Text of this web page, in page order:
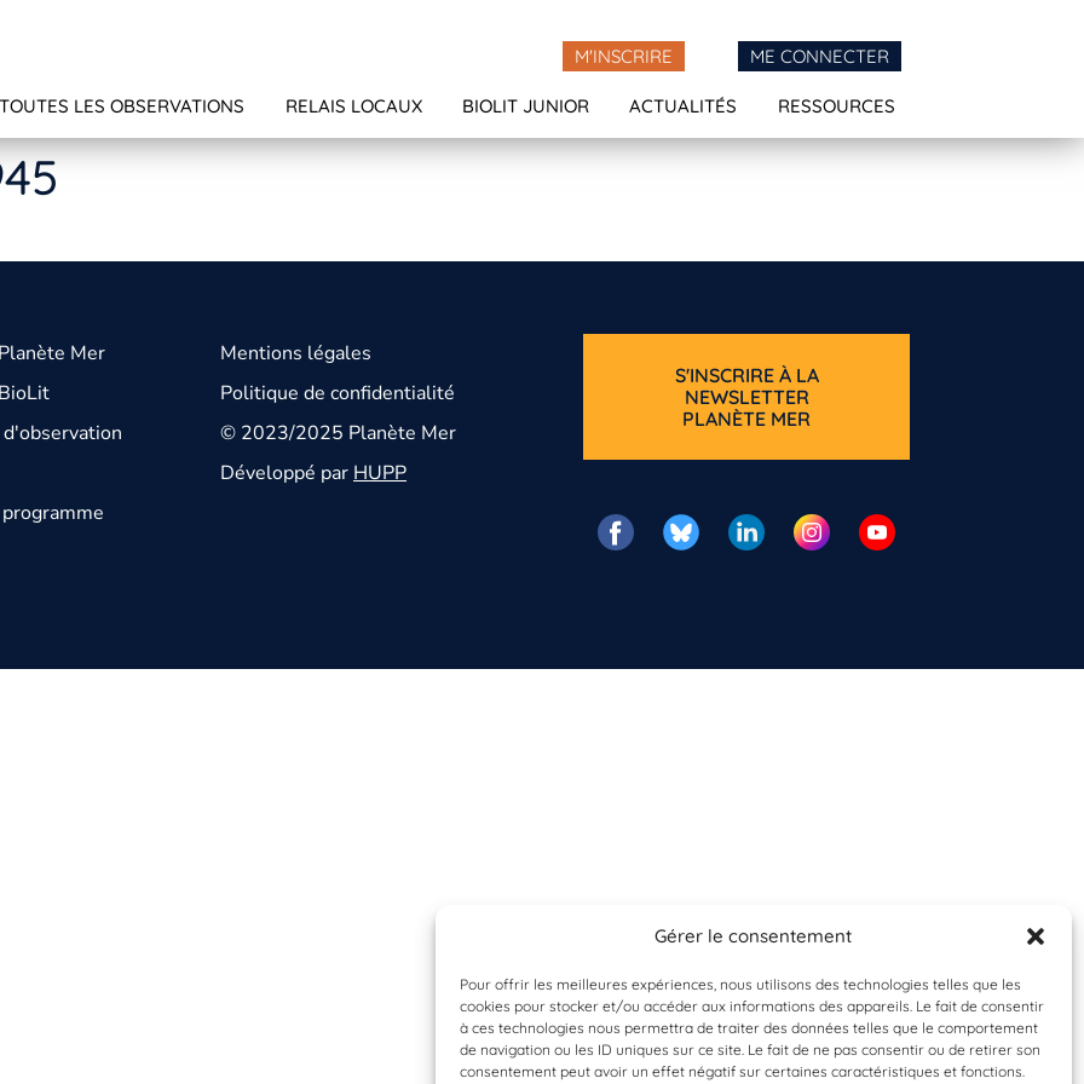
Gérer le consentement
Pour offrir les meilleures expériences, nous utilisons des technologies telles que les
cookies pour stocker et/ou accéder aux informations des appareils. Le fait de consentir
à ces technologies nous permettra de traiter des données telles que le comportement
de navigation ou les ID uniques sur ce site. Le fait de ne pas consentir ou de retirer son
consentement peut avoir un effet négatif sur certaines caractéristiques et fonctions.
M'INSCRIRE ME CONNECTER
TOUTES LES OBSERVATIONS RELAIS LOCAUX BIOLIT JUNIOR ACTUALITÉS RESSOURCES
Mer
Mentions légales
Politique de confidentialité
© 2023/2025 Planète Mer
Développé parHUPP
S'INSCRIRE À LA
NEWSLETTER
PLANÈTE MER